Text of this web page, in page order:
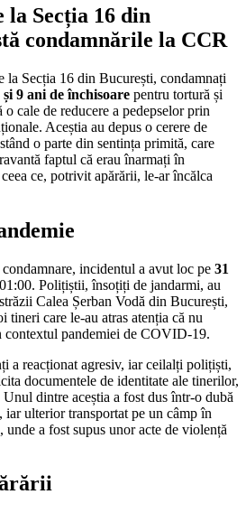
Secția 16 din
condamnările la CCR
Secția 16 din București, condamnați
și 9 ani de închisoare pentru tortură și
cale de reducere a pedepselor prin
Aceștia au depus o cerere de
o parte din sentința primită, care
faptul că erau înarmați în
ce, potrivit apărării, le-ar încălca
incidentul a avut loc pe 31
Polițiștii, însoțiți de jandarmi, au
Calea Șerban Vodă din București,
tineri care le-au atras atenția că nu
contextul pandemiei de COVID-19.
a reacționat agresiv, iar ceilalți polițiști,
documentele de identitate ale tinerilor,
dintre aceștia a fost dus într-o dubă
ulterior transportat pe un câmp în
a fost supus unor acte de violență